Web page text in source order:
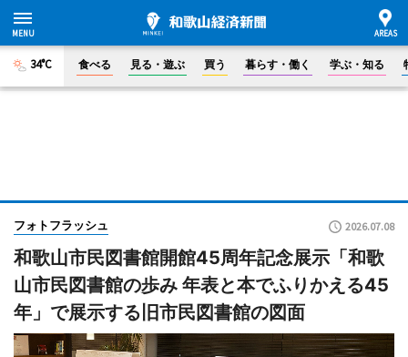
34°C 食べる 見る・遊ぶ 買う 暮らす・働く 学ぶ・知る
フォトフラッシュ 2026.07.08
和歌山市民図書館開館45周年記念展示「和歌
山市民図書館の歩み 年表と本でふりかえる45
年」で展示する旧市民図書館の図面